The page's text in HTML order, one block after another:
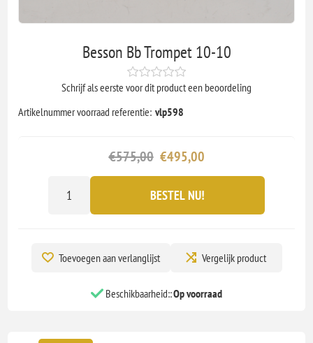
Besson Bb Trompet 10-10
Schrijf als eerste voor dit product een beoordeling
Artikelnummer voorraad referentie: vlp598
€575,00 €495,00
BESTEL NU!
Toevoegen aan verlanglijst Vergelijk product
Beschikbaarheid::Op voorraad